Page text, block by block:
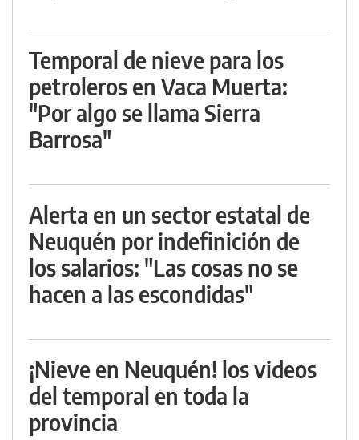
Temporal de nieve para los
petroleros en Vaca Muerta:
"Por algo se llama Sierra
Barrosa"
Alerta en un sector estatal de
Neuquén por indefinición de
los salarios: "Las cosas no se
hacen a las escondidas"
¡Nieve en Neuquén! los videos
del temporal en toda la
provincia